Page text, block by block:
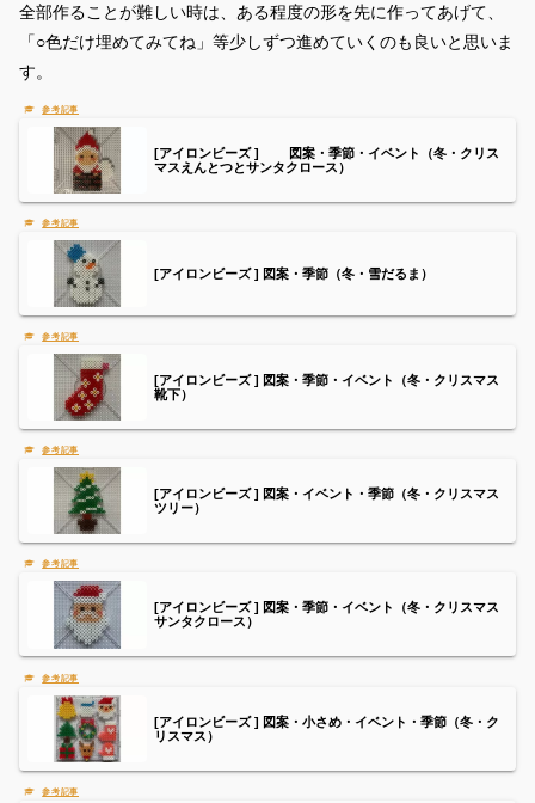
全部作ることが難しい時は、ある程度の形を先に作ってあげて、
「○色だけ埋めてみてね」等少しずつ進めていくのも良いと思いま
す。
[アイロンビーズ ] 図案・季節・イベント（冬・クリス
マスえんとつとサンタクロース）
[アイロンビーズ ] 図案・季節（冬・雪だるま）
[アイロンビーズ ] 図案・季節・イベント（冬・クリスマス
靴下）
[アイロンビーズ ] 図案・イベント・季節（冬・クリスマス
ツリー）
[アイロンビーズ ] 図案・季節・イベント（冬・クリスマス
サンタクロース）
[アイロンビーズ ] 図案・小さめ・イベント・季節（冬・ク
リスマス）